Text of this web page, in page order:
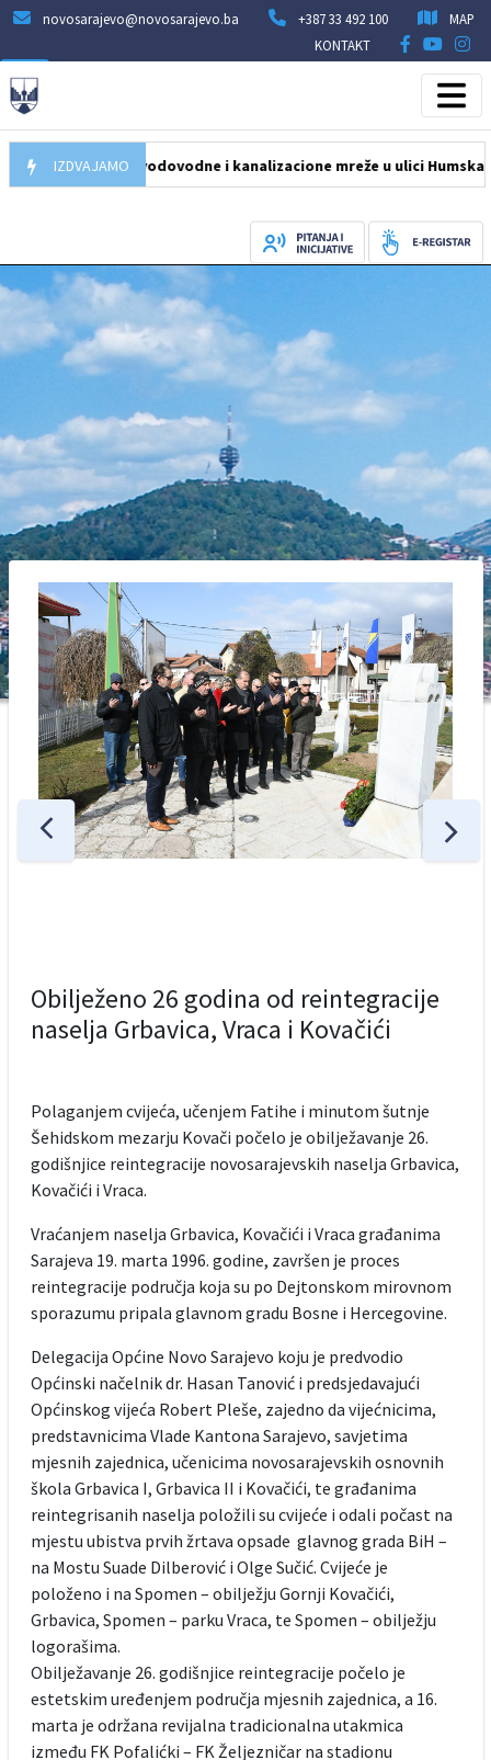
novosarajevo@novosarajevo.ba +387 33 492 100
MAP
KONTAKT
IZDVAJAMO
obnova vodovodne i kanalizacione mreže u ulici Humska na
Obilježeno 26 godina od reintegracije
naselja Grbavica, Vraca i Kovačići
Polaganjem cvijeća, učenjem Fatihe i minutom šutnje
Šehidskom mezarju Kovači počelo je obilježavanje 26.
godišnjice reintegracije novosarajevskih naselja Grbavica,
Kovačići i Vraca.
Vraćanjem naselja Grbavica, Kovačići i Vraca građanima
Sarajeva 19. marta 1996. godine, završen je proces
reintegracije područja koja su po Dejtonskom mirovnom
sporazumu pripala glavnom gradu Bosne i Hercegovine.
Delegacija Općine Novo Sarajevo koju je predvodio
Općinski načelnik dr. Hasan Tanović i predsjedavajući
Općinskog vijeća Robert Pleše, zajedno da vijećnicima,
predstavnicima Vlade Kantona Sarajevo, savjetima
mjesnih zajednica, učenicima novosarajevskih osnovnih
škola Grbavica I, Grbavica II i Kovačići, te građanima
reintegrisanih naselja položili su cvijeće i odali počast na
mjestu ubistva prvih žrtava opsade glavnog grada BiH –
na Mostu Suade Dilberović i Olge Sučić. Cvijeće je
položeno i na Spomen – obilježju Gornji Kovačići,
Grbavica, Spomen – parku Vraca, te Spomen – obilježju
logorašima.
Obilježavanje 26. godišnjice reintegracije počelo je
estetskim uređenjem područja mjesnih zajednica, a 16.
marta je održana revijalna tradicionalna utakmica
između FK Pofalićki – FK Željezničar na stadionu